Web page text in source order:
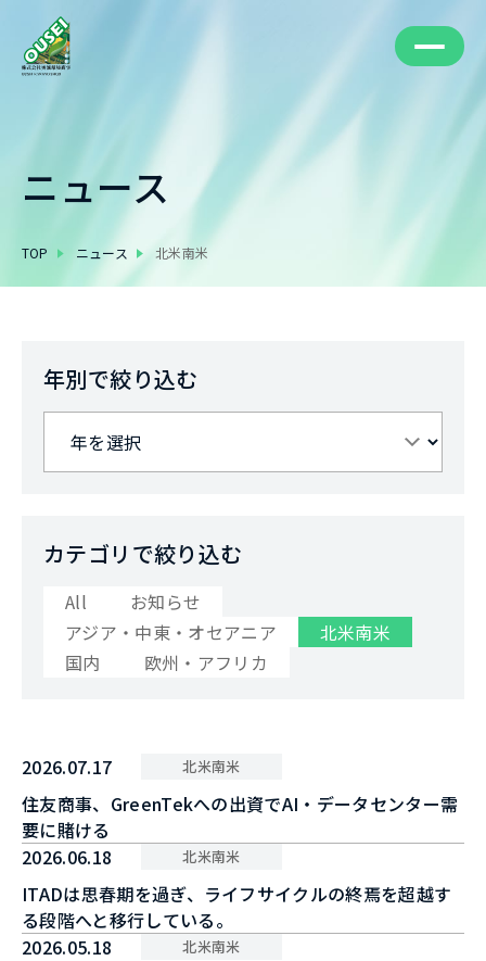
株式会社奥誠環境商事 ousei kankyo shoji
ニュース
TOP ニュース 北米南米
年別で絞り込む
カテゴリで絞り込む
All
お知らせ
アジア・中東・オセアニア
北米南米
国内
欧州・アフリカ
2026.07.17 北米南米
住友商事、GreenTekへの出資でAI・データセンター需
要に賭ける
2026.06.18
北米南米
ITADは思春期を過ぎ、ライフサイクルの終焉を超越す
る段階へと移行している。
2026.05.18
北米南米